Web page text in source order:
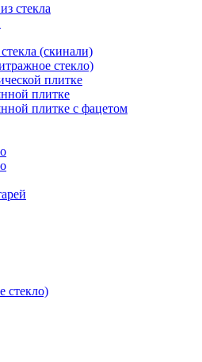
стекла
(скинали)
стекло)
плитке
плитке
плитке с фацетом
стекло)